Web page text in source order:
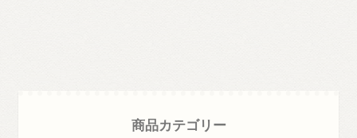
商品カテゴリー